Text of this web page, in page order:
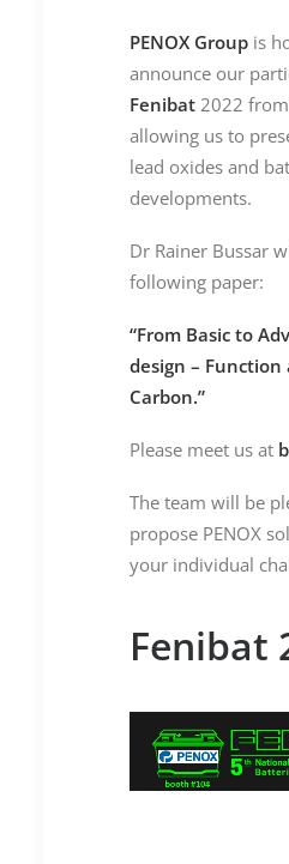
PENOX Group is
announce our
Fenibat 2022
allowing us to
lead oxides and
developments.
Dr Rainer Bussar
following paper:
“From Basic to
design –
Carbon.”
Please meet us at
The team will be
propose PENOX
your individual
Fenibat